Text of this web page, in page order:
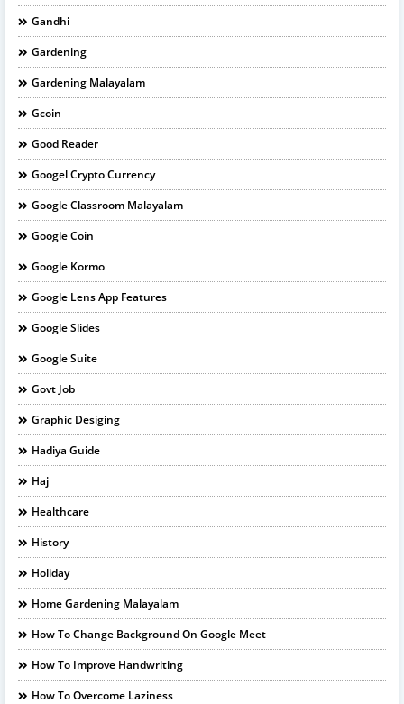
Gandhi
Gardening
Gardening Malayalam
Gcoin
Good Reader
Googel Crypto Currency
Google Classroom Malayalam
Google Coin
Google Kormo
Google Lens App Features
Google Slides
Google Suite
Govt Job
Graphic Desiging
Hadiya Guide
Haj
Healthcare
History
Holiday
Home Gardening Malayalam
How To Change Background On Google Meet
How To Improve Handwriting
How To Overcome Laziness